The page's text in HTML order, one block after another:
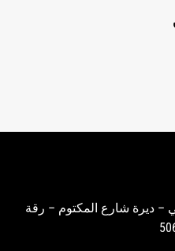
– ديرة شارع المكتوم – رقة